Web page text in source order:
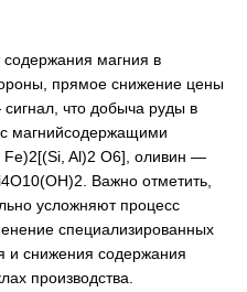
магния в
прямое снижение цены
что добыча руды в
магнийсодержащими
Al)2 O6], оливин —
Важно отметить,
усложняют процесс
специализированных
и снижения содержания
производства.